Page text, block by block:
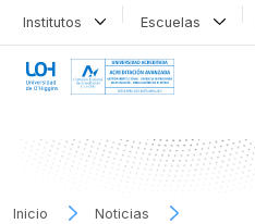
Institutos Escuelas
Inicio
Noticias